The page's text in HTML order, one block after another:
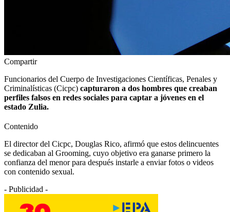
Compartir
Funcionarios del Cuerpo de Investigaciones Científicas, Penales y
Criminalísticas (Cicpc) capturaron a dos hombres que creaban
perfiles falsos en redes sociales para captar a jóvenes en el
estado Zulia.
Contenido
El director del Cicpc, Douglas Rico, afirmó que estos delincuentes
se dedicaban al Grooming, cuyo objetivo era ganarse primero la
confianza del menor para después instarle a enviar fotos o videos
con contenido sexual.
- Publicidad -